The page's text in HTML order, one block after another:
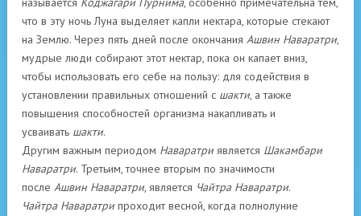
что в эту ночь Луна выделяет капли нектара, которые стекают
на Землю. Через пять дней после окончания Ашвин Наваратри,
мудрые люди собирают этот нектар, пока он капает вниз,
чтобы использовать его себе на пользу: для содействия в
установлении правильных отношений с шакти, а также
повышения способностей организма накапливать и
усваивать шакти.
Другим важным периодом Наваратриявляется Шакамбари
Наваратри. Третьим, точнее вторым по значимости
после Ашвин Наваратри, является Чайтра Наваратри.
Чайтра Наваратрипроходит весной, когда полнолуние